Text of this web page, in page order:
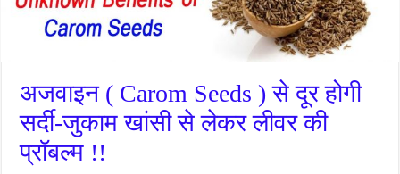
अजवाइन ( Carom Seeds ) से दूर होगी
सर्दी-जुकाम खांसी से लेकर लीवर की
प्रॉबल्म !!